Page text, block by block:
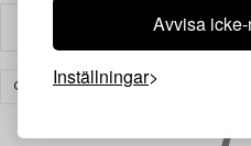
Avvisa
Inställningar
GLAS RENSA ALLA